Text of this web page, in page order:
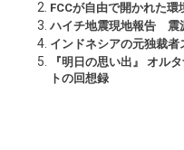
FCCが自由で開かれた
ハイチ地震現地報告 震
インドネシアの元独裁者
『明日の思い出』 オル
トの回想録